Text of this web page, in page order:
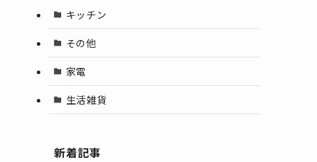
キッチン
その他
家電
生活雑貨
新着記事